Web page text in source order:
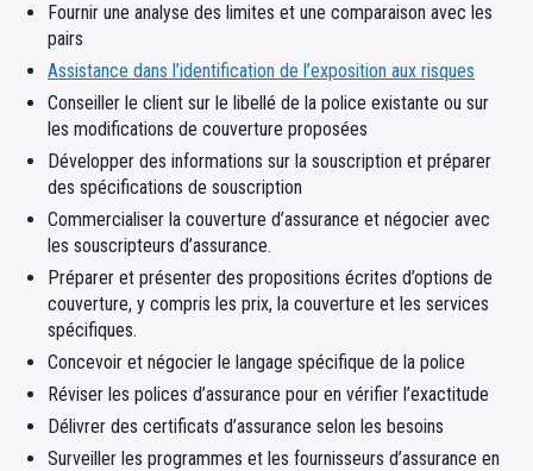
Fournir une analyse des limites et une comparaison avec les
pairs
Assistance dans l’identification de l’exposition aux risques
Conseiller le client sur le libellé de la police existante ou sur
les modifications de couverture proposées
Développer des informations sur la souscription et préparer
des spécifications de souscription
Commercialiser la couverture d’assurance et négocier avec
les souscripteurs d’assurance.
Préparer et présenter des propositions écrites d’options de
couverture, y compris les prix, la couverture et les services
spécifiques.
Concevoir et négocier le langage spécifique de la police
Réviser les polices d’assurance pour en vérifier l’exactitude
Délivrer des certificats d’assurance selon les besoins
Surveiller les programmes et les fournisseurs d’assurance en